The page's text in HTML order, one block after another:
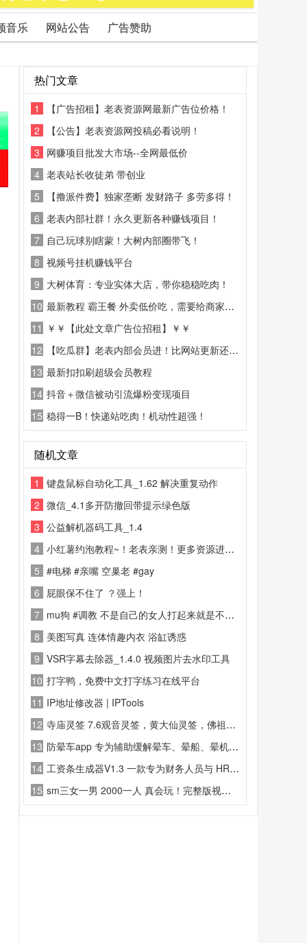
音乐 网站公告 广告赞助
热门文章
1
【广告招租】老表资源网最新广告位价格！
2
【公告】老表资源网投稿必看说明！
3 网赚项目批发大市场--全网最低价
4 老表站长收徒弟 带创业
5
【撸派件费】独家垄断 发财路子 多劳多得！
6 老表内部社群！永久更新各种赚钱项目！
7 自己玩球别瞎蒙！大树内部圈带飞！
8 视频号挂机赚钱平台
9 大树体育：专业实体大店，带你稳稳吃肉！
10 最新教程 霸王餐 外卖低价吃，需要给商家好评
11 ￥￥【此处文章广告位招租】￥￥
12
【吃瓜群】老表内部会员进！比网站更新还精彩！
13 最新扣扣刷超级会员教程
14 抖音＋微信被动引流爆粉变现项目
15 稳得一B！快递站吃肉！机动性超强！
随机文章
1
键盘鼠标自动化工具_1.62 解决重复动作
2 微信_4.1多开防撤回带提示绿色版
3 公益解机器码工具_1.4
4 小红薯约泡教程~！老表亲测！更多资源进老表内部社群！
5 #电梯 #亲嘴 空巢老 #gay
6 屁眼保不住了 ？强上！
7 mu狗 #调教 不是自己的女人打起来就是不心疼啊
8 美图写真 连体情趣内衣 浴缸诱惑
9 VSR字幕去除器_1.4.0 视频图片去水印工具
10 打字鸭，免费中文打字练习在线平台
11 IP地址修改器 | IPTools
12 寺庙灵签 7.6观音灵签，黄大仙灵签，佛祖灵签，关帝灵签，妈祖灵签，月老灵签，车公灵签，吕祖灵签
13 防晕车app 专为辅助缓解晕车、晕船、晕机等晕动症不适打造
14 工资条生成器V1.3 一款专为财务人员与 HR 打造的轻量化财务辅助工具
15 sm三女一男 2000一人 真会玩！完整版视频！